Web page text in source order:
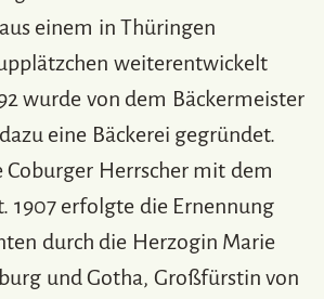
einem in Thüringen
weiterentwickelt
wurde von dem Bäckermeister
eine Bäckerei gegründet.
Coburger Herrscher mit dem
1907 erfolgte die Ernennung
durch die Herzogin Marie
und Gotha, Großfürstin von